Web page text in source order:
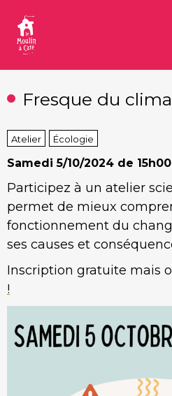
contenu
Fresque du
Atelier Écologie
Samedi 5/10/2024 de
Participez à un atelier
permet de mieux
fonctionnement du
ses causes et
Inscription gratuite mais
!